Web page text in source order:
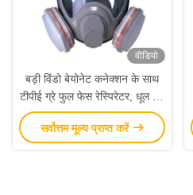
वीडियो
बड़ी विंडो बेयोनेट कनेक्शन के साथ
टीपीई ग्रे फुल फेस रेस्पिरेटर, धूल गैस
से बचाव के लिए सीई प्रमाणित
सर्वोत्तम मूल्य प्राप्त करें